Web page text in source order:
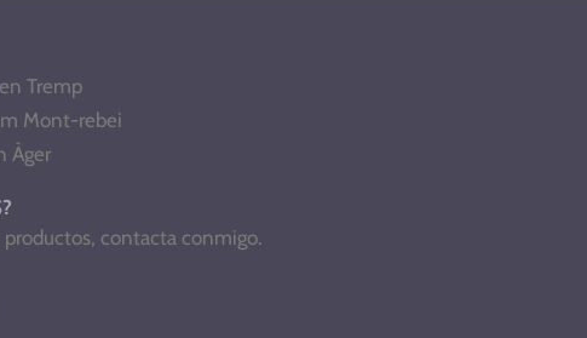
Tremp
Mont-rebei
Àger
contacta conmigo.